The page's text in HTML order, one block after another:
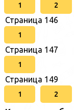
1 2
Страница 146
1
Страница 147
1
Страница 149
1 2